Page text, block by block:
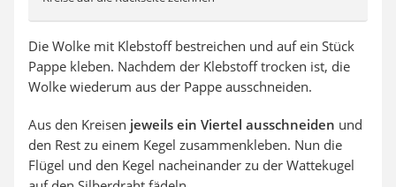
Die Wolke mit Klebstoff bestreichen und auf ein Stück
Pappe kleben. Nachdem der Klebstoff trocken ist, die
Wolke wiederum aus der Pappe ausschneiden.
Aus den Kreisen jeweils ein Viertel ausschneiden und
den Rest zu einem Kegel zusammenkleben. Nun die
Flügel und den Kegel nacheinander zu der Wattekugel